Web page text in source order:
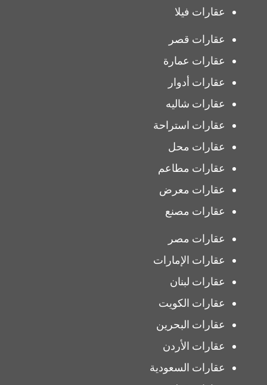
عقارات فيلا
عقارات قصر
عقارات عمارة
عقارات أدوار
عقارات شاليه
عقارات استراحة
عقارات محل
عقارات مطاعم
عقارات معرض
عقارات مصنع
عقارات مصر
عقارات الإمارات
عقارات لبنان
عقارات الكويت
عقارات البحرين
عقارات الأردن
عقارات السعودية